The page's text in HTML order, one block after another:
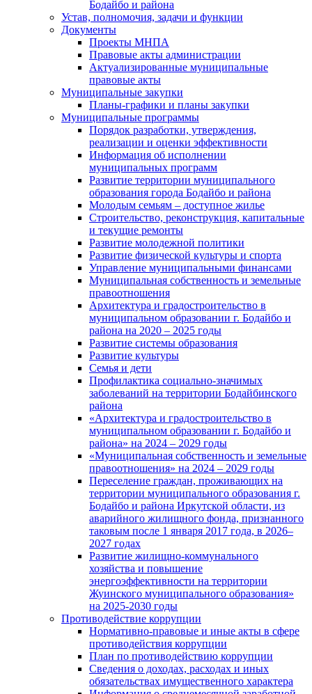
Бодайбо и района
Устав, полномочия, задачи и функции
Документы
Проекты МНПА
Правовые акты администрации
Актуализированные муниципальные
правовые акты
Муниципальные закупки
Планы-графики и планы закупки
Муниципальные программы
Порядок разработки, утверждения,
реализации и оценки эффективности
Информация об исполнении
муниципальных программ
Развитие территории муниципального
образования города Бодайбо и района
Молодым семьям – доступное жилье
Строительство, реконструкция, капитальные
и текущие ремонты
Развитие молодежной политики
Развитие физической культуры и спорта
Управление муниципальными финансами
Муниципальная собственность и земельные
правоотношения
Архитектура и градостроительство в
муниципальном образовании г. Бодайбо и
района на 2020 – 2025 годы
Развитие системы образования
Развитие культуры
Семья и дети
Профилактика социально-значимых
заболеваний на территории Бодайбинского
района
«Архитектура и градостроительство в
муниципальном образовании г. Бодайбо и
района» на 2024 – 2029 годы
«Муниципальная собственность и земельные
правоотношения» на 2024 – 2029 годы
Переселение граждан, проживающих на
территории муниципального образования г.
Бодайбо и района Иркутской области, из
аварийного жилищного фонда, признанного
таковым после 1 января 2017 года, в 2026–
2027 годах
Развитие жилищно-коммунального
хозяйства и повышение
энергоэффективности на территории
Жуинского муниципального образования»
на 2025-2030 годы
Противодействие коррупции
Нормативно-правовые и иные акты в сфере
противодействия коррупции
План по противодействию коррупции
Сведения о доходах, расходах и иных
обязательствах имущественного характера